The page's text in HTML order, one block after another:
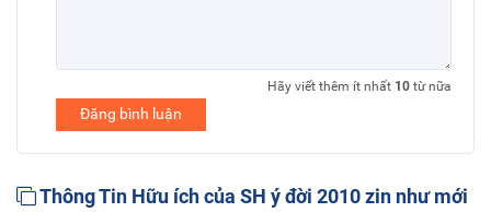
Hãy viết thêm ít nhất 10 từ nữa
Đăng bình luận
Thông Tin Hữu ích của SH ý đời 2010 zin như mới